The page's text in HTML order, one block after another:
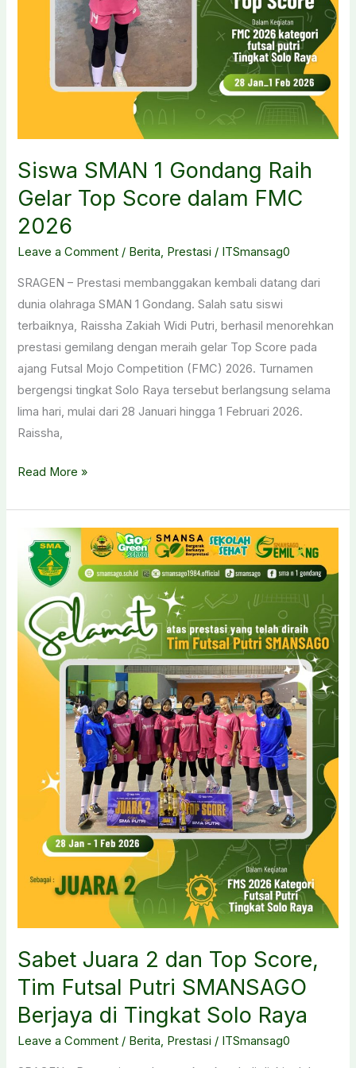
Siswa SMAN 1 Gondang Raih
Gelar Top Score dalam FMC
2026
Leave a Comment / Berita, Prestasi / ITSmansag0
SRAGEN – Prestasi membanggakan kembali datang dari
dunia olahraga SMAN 1 Gondang. Salah satu siswi
terbaiknya, Raissha Zakiah Widi Putri, berhasil menorehkan
prestasi gemilang dengan meraih gelar Top Score pada
ajang Futsal Mojo Competition (FMC) 2026. Turnamen
bergengsi tingkat Solo Raya tersebut berlangsung selama
lima hari, mulai dari 28 Januari hingga 1 Februari 2026.
Raissha,
Siswa
1
Gondang
Raih
Gelar
Top
Score
dalam
FMC
Read More »
Sabet Juara 2 dan Top Score,
Tim Futsal Putri SMANSAGO
Berjaya di Tingkat Solo Raya
Leave a Comment / Berita, Prestasi / ITSmansag0